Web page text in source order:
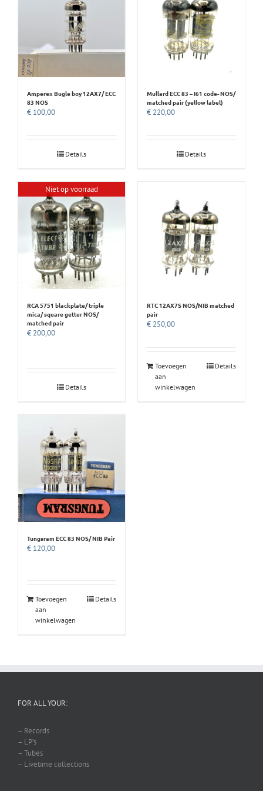
Amperex Bugle boy 12AX7/ ECC
83 NOS
€ 100,00
Details
Mullard ECC 83 – I61 code- NOS/
matched pair (yellow label)
€ 220,00
Details
Niet op voorraad
RCA 5751 blackplate/ triple
mica/ square getter NOS/
matched pair
€ 200,00
Details
RTC 12AX7S NOS/NIB matched
pair
€ 250,00
Toevoegen
aan
winkelwagen
Details
Tungsram ECC 83 NOS/ NIB Pair
€ 120,00
Toevoegen
aan
winkelwagen
Details
FOR ALL YOUR:
– Records
– LP’s
– Tubes
– Livetime collections